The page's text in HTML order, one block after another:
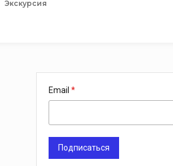
Экскурсия
Email
Подписаться